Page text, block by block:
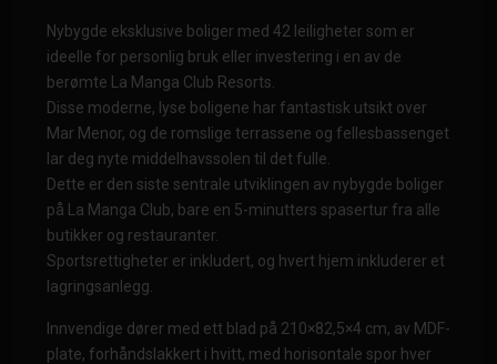
Nybygde eksklusive boliger med 42 leiligheter som er
ideelle for personlig bruk eller investering i en av de
berømte La Manga Club Resorts.
Disse moderne, lyse boligene har fantastisk utsikt over
Mar Menor, og de romslige terrassene og fellesbassenget
lar deg nyte middelhavssolen til det fulle.
Dette er den siste sentrale utviklingen av nybygde boliger
på La Manga Club, bare en 5-minutters spasertur fra alle
butikker og restauranter.
Sportsrettigheter er inkludert, og hvert hjem inkluderer et
lagringsanlegg.
Innvendige dører med ett blad på 210×82,5×4 cm, av MDF-
plate, forhåndslakkert i hvitt, med horisontale spor hver